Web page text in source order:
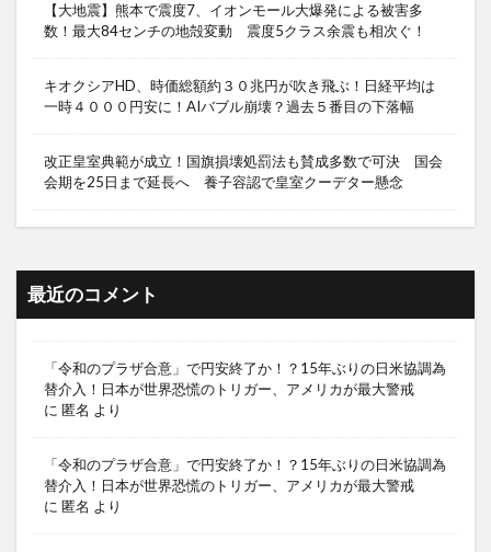
【大地震】熊本で震度7、イオンモール大爆発による被害多
数！最大84センチの地殻変動 震度5クラス余震も相次ぐ！
キオクシアHD、時価総額約３０兆円が吹き飛ぶ！日経平均は
一時４０００円安に！AIバブル崩壊？過去５番目の下落幅
改正皇室典範が成立！国旗損壊処罰法も賛成多数で可決 国会
会期を25日まで延長へ 養子容認で皇室クーデター懸念
最近のコメント
「令和のプラザ合意」で円安終了か！？15年ぶりの日米協調為
替介入！日本が世界恐慌のトリガー、アメリカが最大警戒
に 匿名 より
「令和のプラザ合意」で円安終了か！？15年ぶりの日米協調為
替介入！日本が世界恐慌のトリガー、アメリカが最大警戒
に 匿名 より